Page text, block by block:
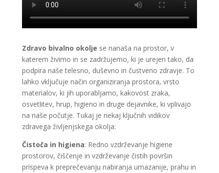
Zdravo bivalno okolje se nanaša na prostor, v
katerem živimo in se zadržujemo, ki je urejen tako, da
podpira naše telesno, duševno in čustveno zdravje. To
lahko vključuje način organiziranja prostora, vrsto
materialov, ki jih uporabljamo, kakovost zraka,
osvetlitev, hrup, higieno in druge dejavnike, ki vplivajo
na naše počutje. Tukaj je nekaj ključnih vidikov
zdravega življenjskega okolja:
Čistoča in higiena: Redno vzdrževanje higiene
prostorov, čiščenje in vzdrževanje čistih površin
prispeva k preprečevanju nabiranja umazanije, prahu in